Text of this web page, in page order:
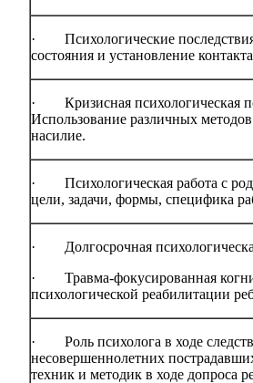
·Психологические
состояния и установление
·Кризисная психологическая
Использование различных
насилие.
·Психологическая работа с
цели, задачи, формы, специфика
· Долгосрочная
·Травма-фокусированная
психологической реабилитации
·Роль психолога в ходе
несовершеннолетних
техник и методик в ходе допроса